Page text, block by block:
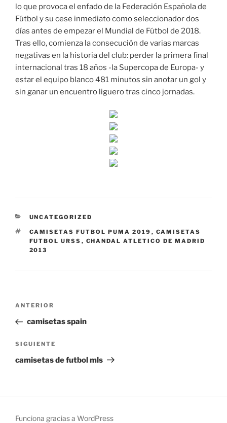
lo que provoca el enfado de la Federación Española de
Fútbol y su cese inmediato como seleccionador dos
días antes de empezar el Mundial de Fútbol de 2018.
Tras ello, comienza la consecución de varias marcas
negativas en la historia del club: perder la primera final
internacional tras 18 años -la Supercopa de Europa- y
estar el equipo blanco 481 minutos sin anotar un gol y
sin ganar un encuentro liguero tras cinco jornadas.
CATEGORÍAS
UNCATEGORIZED
ETIQUETAS
CAMISETAS FUTBOL PUMA 2019 , CAMISETAS
FUTBOL URSS , CHANDAL ATLETICO DE MADRID
2013
Navegación
entradas
Entrada
anterior:
ANTERIOR
camisetas spain
Siguiente
entrada
SIGUIENTE
camisetas de futbol mls
Funciona gracias a WordPress